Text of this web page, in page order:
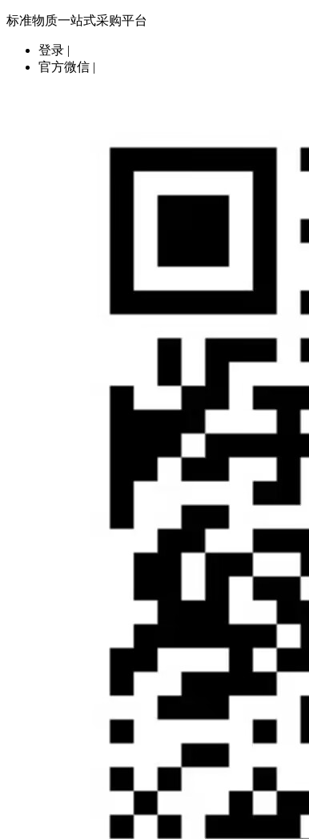
标准物质一站式采购平台
登录 |
官方微信 |